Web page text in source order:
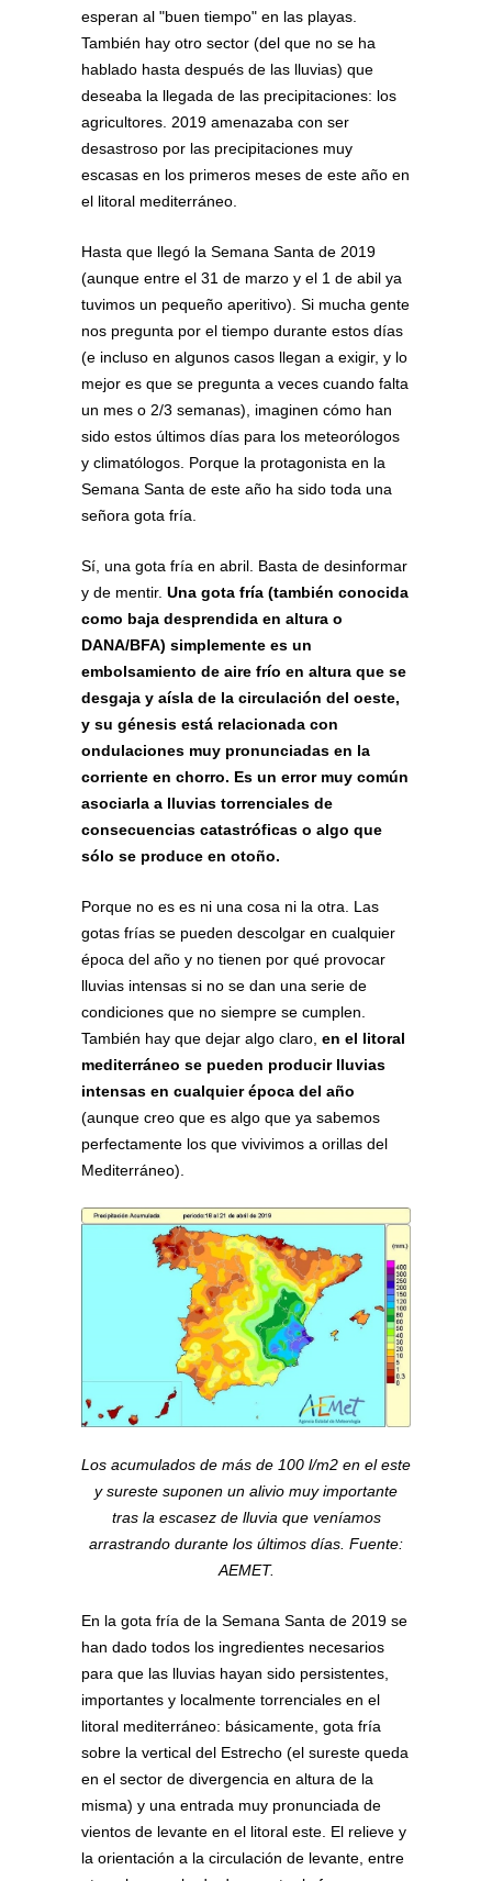
esperan al "buen tiempo" en las playas.
También hay otro sector (del que no se ha
hablado hasta después de las lluvias) que
deseaba la llegada de las precipitaciones: los
agricultores. 2019 amenazaba con ser
desastroso por las precipitaciones muy
escasas en los primeros meses de este año en
el litoral mediterráneo.
Hasta que llegó la Semana Santa de 2019
(aunque entre el 31 de marzo y el 1 de abil ya
tuvimos un pequeño aperitivo). Si mucha gente
nos pregunta por el tiempo durante estos días
(e incluso en algunos casos llegan a exigir, y lo
mejor es que se pregunta a veces cuando falta
un mes o 2/3 semanas), imaginen cómo han
sido estos últimos días para los meteorólogos
y climatólogos. Porque la protagonista en la
Semana Santa de este año ha sido toda una
señora gota fría.
Sí, una gota fría en abril. Basta de desinformar
y de mentir. Una gota fría (también conocida
como baja desprendida en altura o
DANA/BFA) simplemente es un
embolsamiento de aire frío en altura que se
desgaja y aísla de la circulación del oeste,
y su génesis está relacionada con
ondulaciones muy pronunciadas en la
corriente en chorro. Es un error muy común
asociarla a lluvias torrenciales de
consecuencias catastróficas o algo que
sólo se produce en otoño.
Porque no es es ni una cosa ni la otra. Las
gotas frías se pueden descolgar en cualquier
época del año y no tienen por qué provocar
lluvias intensas si no se dan una serie de
condiciones que no siempre se cumplen.
También hay que dejar algo claro, en el litoral
mediterráneo se pueden producir lluvias
intensas en cualquier época del año
(aunque creo que es algo que ya sabemos
perfectamente los que vivivimos a orillas del
Mediterráneo).
Los acumulados de más de 100 l/m2 en el este
y sureste suponen un alivio muy importante
tras la escasez de lluvia que veníamos
arrastrando durante los últimos días. Fuente:
AEMET.
En la gota fría de la Semana Santa de 2019 se
han dado todos los ingredientes necesarios
para que las lluvias hayan sido persistentes,
importantes y localmente torrenciales en el
litoral mediterráneo: básicamente, gota fría
sobre la vertical del Estrecho (el sureste queda
en el sector de divergencia en altura de la
misma) y una entrada muy pronunciada de
vientos de levante en el litoral este. El relieve y
la orientación a la circulación de levante, entre